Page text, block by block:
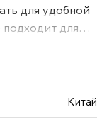
для удобной
для
в том
5.3.
быстро
Китай